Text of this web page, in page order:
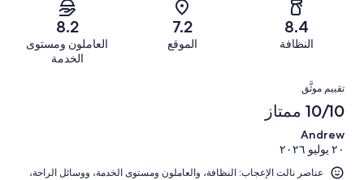
تقييمات
النزلاء
من
تقييمات
من
أصل
642
من
تقييمات
النزلاء
8.4
النظافة
7.2
الموقع
8.2
العاملون ومستوى
الخدمة
التقييمات
تقييم موثَّق
10/10 ممتاز
Andrew
٢٠ يوليو ٢٠٢٦
عناصر نالت الإعجاب: ⁦النظافة⁩، و⁦العاملون ومستوى الخدمة⁩، و⁦وسائل الراحة⁩،